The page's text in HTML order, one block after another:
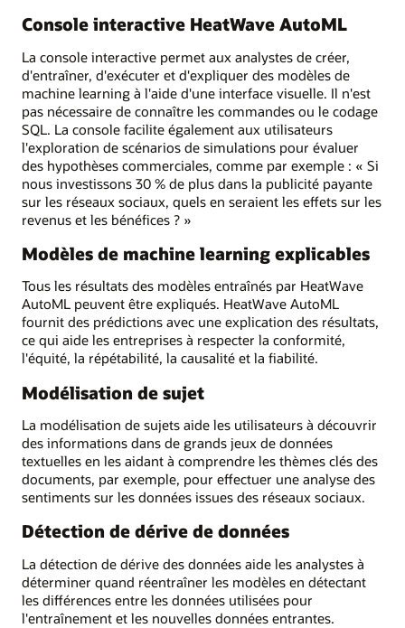
Console interactive HeatWave AutoML
La console interactive permet aux analystes de créer,
d'entraîner, d'exécuter et d'expliquer des modèles de
machine learning à l'aide d'une interface visuelle. Il n'est
pas nécessaire de connaître les commandes ou le codage
SQL. La console facilite également aux utilisateurs
l'exploration de scénarios de simulations pour évaluer
des hypothèses commerciales, comme par exemple : « Si
nous investissons 30 % de plus dans la publicité payante
sur les réseaux sociaux, quels en seraient les effets sur les
revenus et les bénéfices ? »
Modèles de machine learning explicables
Tous les résultats des modèles entraînés par HeatWave
AutoML peuvent être expliqués. HeatWave AutoML
fournit des prédictions avec une explication des résultats,
ce qui aide les entreprises à respecter la conformité,
l'équité, la répétabilité, la causalité et la fiabilité.
Modélisation de sujet
La modélisation de sujets aide les utilisateurs à découvrir
des informations dans de grands jeux de données
textuelles en les aidant à comprendre les thèmes clés des
documents, par exemple, pour effectuer une analyse des
sentiments sur les données issues des réseaux sociaux.
Détection de dérive de données
La détection de dérive des données aide les analystes à
déterminer quand réentraîner les modèles en détectant
les différences entre les données utilisées pour
l'entraînement et les nouvelles données entrantes.